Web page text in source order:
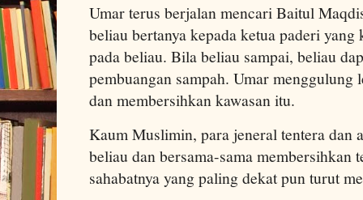
Umar terus berjalan mencari Baitul
beliau bertanya kepada ketua paderi
pada beliau. Bila beliau sampai, beliau
pembuangan sampah. Umar menggulung
dan membersihkan kawasan itu.
Kaum Muslimin, para jeneral tentera dan
beliau dan bersama-sama membersihkan
sahabatnya yang paling dekat pun turut